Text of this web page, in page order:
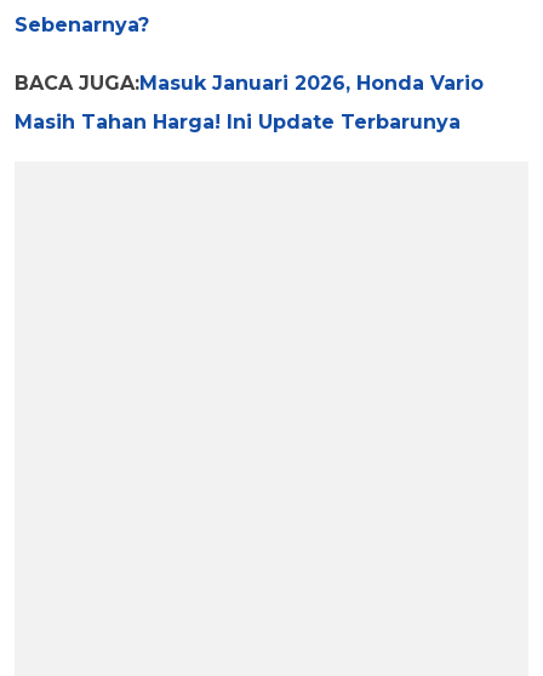
Sebenarnya?
BACA JUGA:Masuk Januari 2026, Honda Vario
Masih Tahan Harga! Ini Update Terbarunya